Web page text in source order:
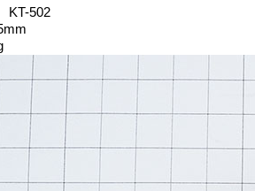
KT-502